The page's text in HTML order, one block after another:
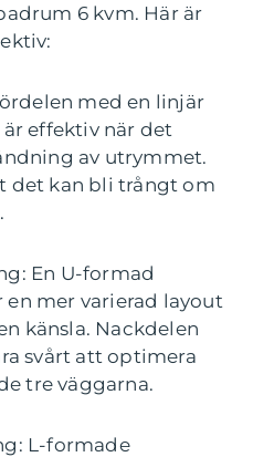
6 kvm. Här är
med en linjär
effektiv när det
av utrymmet.
det kan bli trångt om
En U-formad
mer varierad layout
känsla. Nackdelen
svårt att optimera
tre väggarna.
L-formade